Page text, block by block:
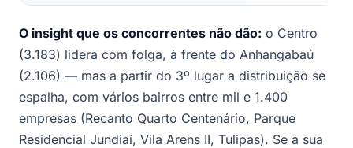
O insight que os concorrentes não dão: o Centro
(3.183) lidera com folga, à frente do Anhangabaú
(2.106) — mas a partir do 3º lugar a distribuição se
espalha, com vários bairros entre mil e 1.400
empresas (Recanto Quarto Centenário, Parque
Residencial Jundiaí, Vila Arens II, Tulipas). Se a sua